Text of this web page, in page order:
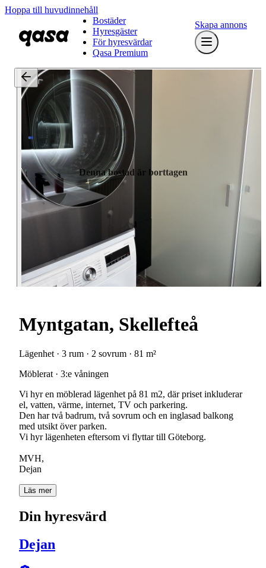
Hoppa till huvudinnehåll
Bostäder
Hyresgäster
För hyresvärdar
Qasa Premium
Skapa annons
Denna bostad är borttagen
Myntgatan, Skellefteå
Lägenhet · 3 rum · 2 sovrum · 81 m²
Möblerat · 3:e våningen
Vi hyr en möblerad lägenhet på 81 m2, där priset inkluderar
el, vatten, värme, internet, TV och parkering.
Den har två badrum, två sovrum och en inglasad balkong
med utsikt över parken.
Vi hyr lägenheten eftersom vi flyttar till Göteborg.
MVH,
Dejan
Läs mer
Din hyresvärd
Dejan